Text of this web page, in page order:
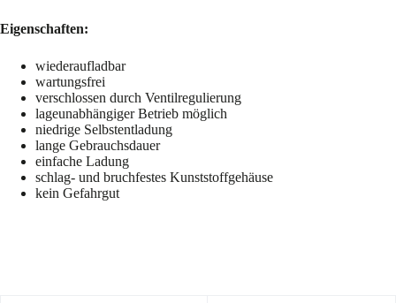
Eigenschaften:
wiederaufladbar
wartungsfrei
verschlossen durch Ventilregulierung
lageunabhängiger Betrieb möglich
niedrige Selbstentladung
lange Gebrauchsdauer
einfache Ladung
schlag- und bruchfestes Kunststoffgehäuse
kein Gefahrgut